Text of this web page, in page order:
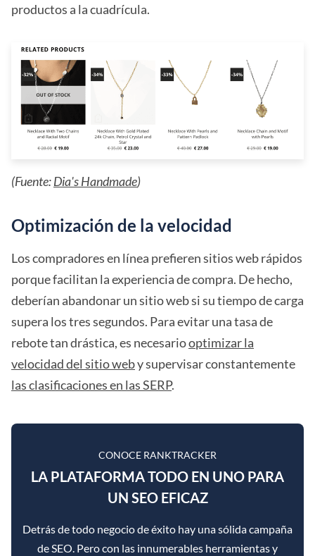
productos a la cuadrícula.
(Fuente:Dia's Handmade)
Optimización de la velocidad
Los compradores en línea prefieren sitios web rápidos
porque facilitan la experiencia de compra. De hecho,
deberían abandonar un sitio web si su tiempo de carga
supera los tres segundos. Para evitar una tasa de
rebote tan drástica, es necesariooptimizar la
velocidad del sitio weby supervisar constantemente
las clasificaciones en las SERP.
CONOCE RANKTRACKER
LA PLATAFORMA TODO EN UNO PARA
UN SEO EFICAZ
Detrás de todo negocio de éxito hay una sólida campaña
de SEO. Pero con las innumerables herramientas y